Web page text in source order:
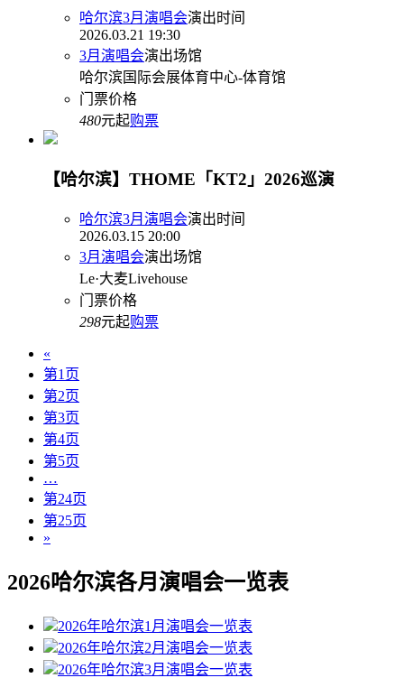
哈尔滨3月演唱会演出时间
2026.03.21 19:30
3月演唱会演出场馆
哈尔滨国际会展体育中心-体育馆
门票价格
480元起购票
【哈尔滨】THOME「KT2」2026巡演
哈尔滨3月演唱会演出时间
2026.03.15 20:00
3月演唱会演出场馆
Le·大麦Livehouse
门票价格
298元起购票
«
第1页
第2页
第3页
第4页
第5页
…
第24页
第25页
»
2026哈尔滨各月演唱会一览表
2026年哈尔滨1月演唱会一览表
2026年哈尔滨2月演唱会一览表
2026年哈尔滨3月演唱会一览表